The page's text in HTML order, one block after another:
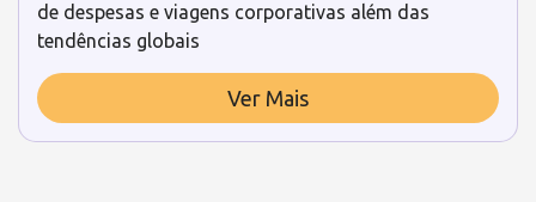
de despesas e viagens corporativas além das
tendências globais
Ver Mais